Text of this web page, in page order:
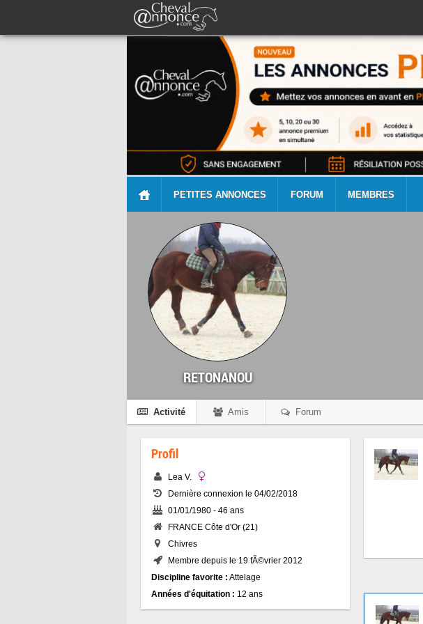
PETITES ANNONCES FORUM MEMBRES
RETONANOU
Activité Amis Forum
Profil
Lea V.
Dernière connexion le 04/02/2018
01/01/1980 - 46 ans
FRANCE Côte d'Or (21)
Chivres
Membre depuis le 19 fÃ©vrier 2012
Discipline favorite : Attelage
Années d'équitation : 12 ans